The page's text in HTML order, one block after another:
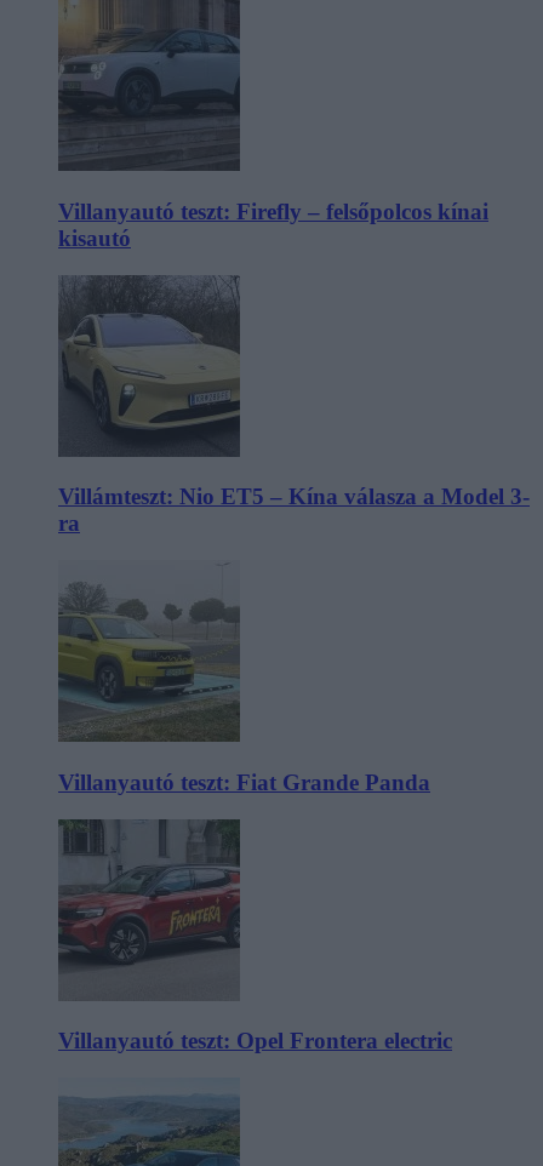
Villanyautó teszt: Firefly – felsőpolcos kínai
kisautó
Villámteszt: Nio ET5 – Kína válasza a Model 3-
ra
Villanyautó teszt: Fiat Grande Panda
Villanyautó teszt: Opel Frontera electric